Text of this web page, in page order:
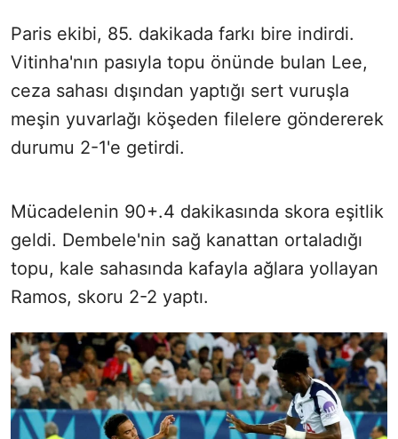
Paris ekibi, 85. dakikada farkı bire indirdi.
Vitinha'nın pasıyla topu önünde bulan Lee,
ceza sahası dışından yaptığı sert vuruşla
meşin yuvarlağı köşeden filelere göndererek
durumu 2-1'e getirdi.
Mücadelenin 90+.4 dakikasında skora eşitlik
geldi. Dembele'nin sağ kanattan ortaladığı
topu, kale sahasında kafayla ağlara yollayan
Ramos, skoru 2-2 yaptı.